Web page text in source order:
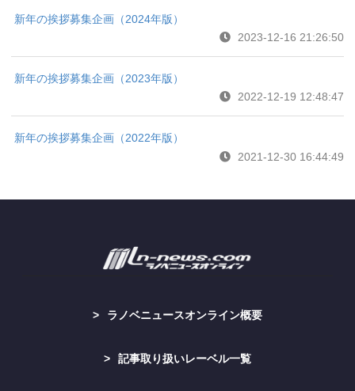
新年の挨拶募集企画（2024年版）
2023-12-16 21:26:50
新年の挨拶募集企画（2023年版）
2022-12-19 12:48:47
新年の挨拶募集企画（2022年版）
2021-12-30 16:44:49
ラノベニュースオンライン概要
記事取り扱いレーベル一覧